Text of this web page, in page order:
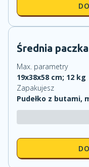
Średnia paczka
Max. parametry
19x38x58 cm; 12 kg
Zapakujesz
Pudełko z butami,